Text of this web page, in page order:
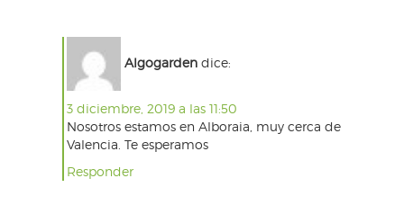
Algogarden dice:
3 diciembre, 2019 a las 11:50
Nosotros estamos en Alboraia, muy cerca de
Valencia. Te esperamos
Responder